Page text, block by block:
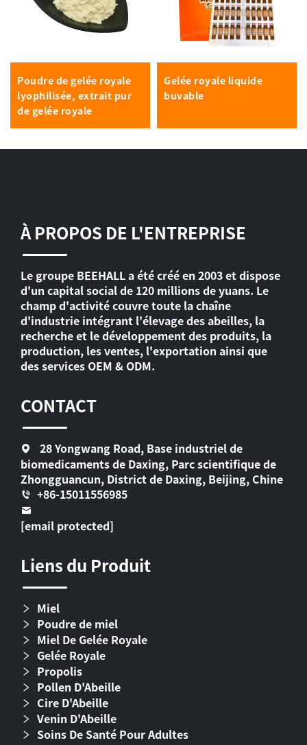
Poudre de gelée royale
lyophilisée, extrait pur
de gelée royale
Gelée royale liquide
buvable
À PROPOS DE L'ENTREPRISE
Le groupe BEEHALL a été créé en 2003 et dispose
d'un capital social de 120 millions de yuans. Le
champ d'activité couvre toute la chaîne
d'industrie intégrant l'élevage des abeilles, la
recherche et le développement des produits, la
production, les ventes, l'exportation ainsi que
des services OEM & ODM.
CONTACT
28 Yongwang Road, Base industriel de
biomedicaments de Daxing, Parc scientifique de
Zhongguancun, District de Daxing, Beijing, Chine
+86-15011556985
[email protected]
Liens du Produit
Miel
Poudre de miel
Miel De Gelée Royale
Gelée Royale
Propolis
Pollen D'Abeille
Cire D'Abeille
Venin D'Abeille
Soins De Santé Pour Adultes